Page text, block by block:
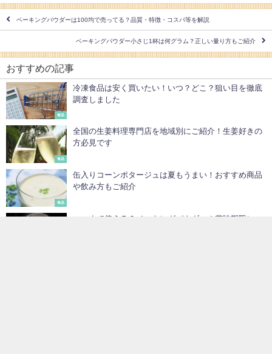
ベーキングパウダーは100均で売ってる？品質・特徴・コスパ等を解説
ベーキングパウダー小さじ1杯は何グラム？正しい量り方もご紹介
おすすめの記事
食品
冷凍食品は安く買いたい！いつ？どこ？狙い目を徹底
調査しました
食品
全国の生姜料理専門店を地域別にご紹介！生姜好きの
方必見です
食品
缶入りコーンポタージュは夏もうまい！おすすめ商品
や飲み方もご紹介
いつまで使える？ベーキングパウダーの賞味期限につ